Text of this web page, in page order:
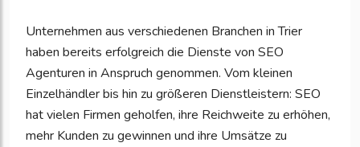
Unternehmen aus verschiedenen Branchen in Trier
haben bereits erfolgreich die Dienste von SEO
Agenturen in Anspruch genommen. Vom kleinen
Einzelhändler bis hin zu größeren Dienstleistern: SEO
hat vielen Firmen geholfen, ihre Reichweite zu erhöhen,
mehr Kunden zu gewinnen und ihre Umsätze zu